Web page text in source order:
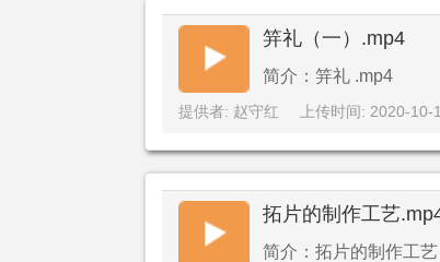
笄礼（一）.mp4
简介：笄礼 .mp4
提供者: 赵守红 上传时间: 2020-10-
拓片的制作工艺
简介：拓片的制作工